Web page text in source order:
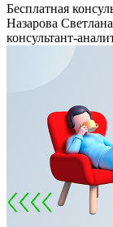
Бесплатная
Назарова Светлана
консультант-